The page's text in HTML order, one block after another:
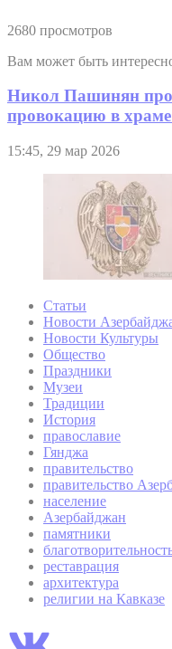
2680 просмотров
Вам может быть
Никол Пашинян
провокацию в
15:45, 29 мар 2026
Статьи
Новости
Новости Культуры
Общество
Праздники
Музеи
Традиции
История
православие
Гянджа
правительство
правительство
население
Азербайджан
памятники
реставрация
архитектура
религии на Кавказе